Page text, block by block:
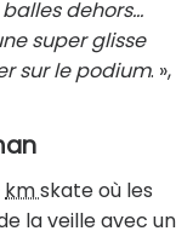
dehors…
super glisse
sur le podium. »,
kmskate où les
la veille avec un